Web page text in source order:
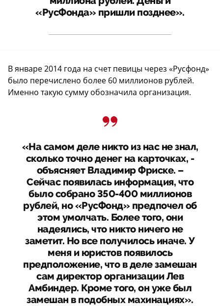
«РусФонда» пришли позднее».
В январе 2014 года на счет певицы через «Русфонд»
было перечислено более 60 миллионов рублей.
Именно такую сумму обозначила организация.
«На самом деле никто из нас не знал,
сколько точно денег на карточках, -
объясняет Владимир Фриске. –
Сейчас появилась информация, что
было собрано 350-400 миллионов
рублей, но «РусФонд» предпочел об
этом умолчать. Более того, они
надеялись, что никто ничего не
заметит. Но все получилось иначе. У
меня и юристов появилось
предположение, что в деле замешан
сам директор организации Лев
Амбиндер. Кроме того, он уже был
замешан в подобных махинациях».